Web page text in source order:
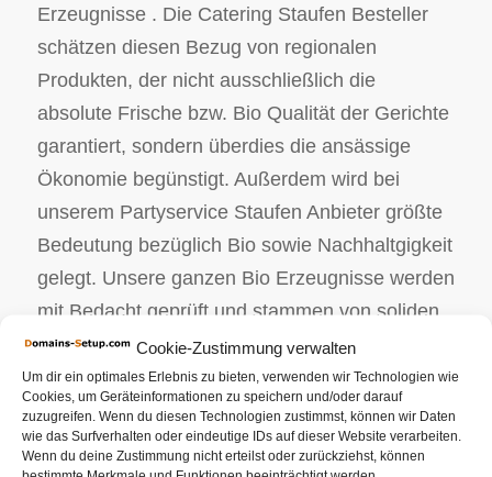
Cookie-Zustimmung verwalten
Um dir ein optimales Erlebnis zu bieten, verwenden wir Technologien wie
Cookies, um Geräteinformationen zu speichern und/oder darauf
zuzugreifen. Wenn du diesen Technologien zustimmst, können wir Daten
wie das Surfverhalten oder eindeutige IDs auf dieser Website verarbeiten.
Wenn du deine Zustimmung nicht erteilst oder zurückziehst, können
Erzeugnisse . Die Catering Staufen Besteller
schätzen diesen Bezug von regionalen
Produkten, der nicht ausschließlich die
absolute Frische bzw. Bio Qualität der Gerichte
garantiert, sondern überdies die ansässige
Ökonomie begünstigt. Außerdem wird bei
unserem Partyservice Staufen Anbieter größte
Bedeutung bezüglich Bio sowie Nachhaltgigkeit
gelegt. Unsere ganzen Bio Erzeugnisse werden
mit Bedacht geprüft und stammen von soliden
Erzeugern. Wir als Ihr Catering Service
begleiten das bevorstehende Geschehnis.
Ungeachtet dessen, ob es sich dabei um das
Hochzeitscatering bzw. einen BBQ handelt, Ihr